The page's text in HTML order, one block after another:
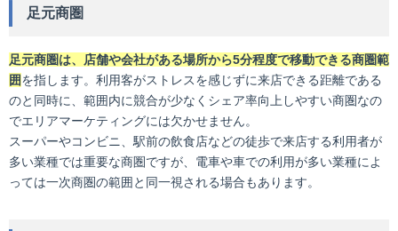
足元商圏
足元商圏は、店舗や会社がある場所から5分程度で移動できる商圏範
囲を指します。利用客がストレスを感じずに来店できる距離である
のと同時に、範囲内に競合が少なくシェア率向上しやすい商圏なの
でエリアマーケティングには欠かせません。
スーパーやコンビニ、駅前の飲食店などの徒歩で来店する利用者が
多い業種では重要な商圏ですが、電車や車での利用が多い業種によ
っては一次商圏の範囲と同一視される場合もあります。